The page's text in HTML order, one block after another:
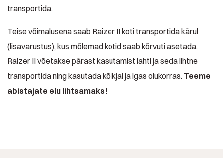
transportida.
Teise võimalusena saab Raizer II koti transportida kärul
(lisavarustus), kus mõlemad kotid saab kõrvuti asetada.
Raizer II võetakse pärast kasutamist lahti ja seda lihtne
transportida ning kasutada kõikjal ja igas olukorras. Teeme
abistajate elu lihtsamaks!